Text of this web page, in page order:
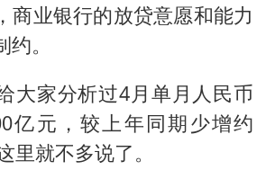
商业银行的放贷意愿和能力
。
大家分析过4月单月人民币
亿元，较上年同期少增约
里就不多说了。